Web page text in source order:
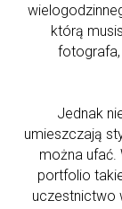
którą
Jednak
umieszczają
można
portfolio
uczestnictwo